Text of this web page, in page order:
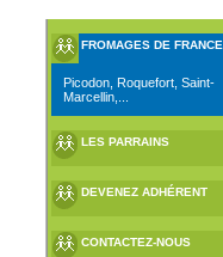
FROMAGES DE FRANCE
Picodon, Roquefort, Saint-
Marcellin,...
LES PARRAINS
DEVENEZ ADHÉRENT
CONTACTEZ-NOUS